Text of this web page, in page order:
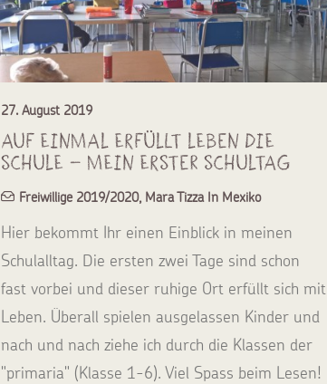
27. August 2019
Auf einmal erfüllt Leben die
Schule – Mein erster Schultag
Freiwillige 2019/2020, Mara Tizza In Mexiko
Hier bekommt Ihr einen Einblick in meinen
Schulalltag. Die ersten zwei Tage sind schon
fast vorbei und dieser ruhige Ort erfüllt sich mit
Leben. Überall spielen ausgelassen Kinder und
nach und nach ziehe ich durch die Klassen der
"primaria" (Klasse 1-6). Viel Spass beim Lesen!